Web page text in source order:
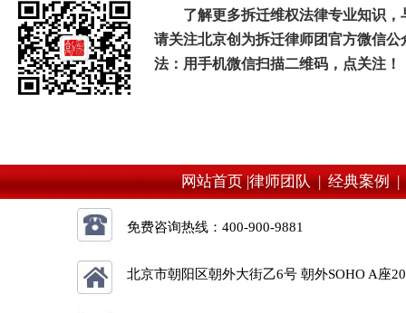
了解更多拆迁维权法律专业知识
请关注北京创为拆迁律师团官方微信
法：用手机微信扫描二维码，点关注！
网站首页 |律师团队 |经典案例
免费咨询热线：400-900-9881
北京市朝阳区朝外大街乙6号 朝外SOHO A座